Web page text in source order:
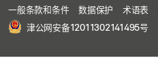
一般条款和条件
数据保护 术语表
津公网安备12011302141495号